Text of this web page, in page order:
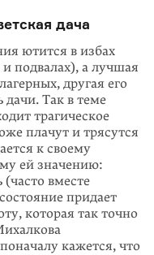
дача
ютится в избах
подвалах), а лучшая
другая его
дачи. Так в теме
трагическое
плачут и трясутся
к своему
ей значению:
(часто вместе
придает
которая так точно
кажется, что